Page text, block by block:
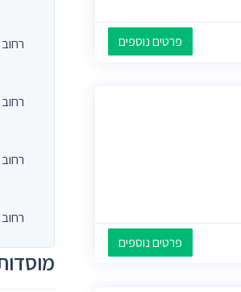
פרטים נוספים
פרטים נוספים